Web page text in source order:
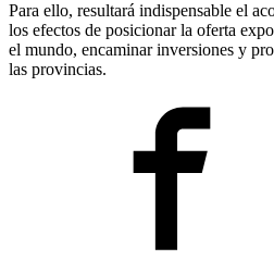
Para ello, resultará indispensable el
los efectos de posicionar la oferta
el mundo, encaminar inversiones y
las provincias.